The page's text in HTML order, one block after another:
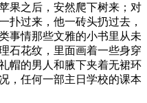
果之后，安然爬下树来；对
扑过来，他一砖头扔过去，
事情那些文雅的小书里从未
石花纹，里面画着一些身穿
帽的男人和腋下夹着无裙环
，任何一部主日学校的课本